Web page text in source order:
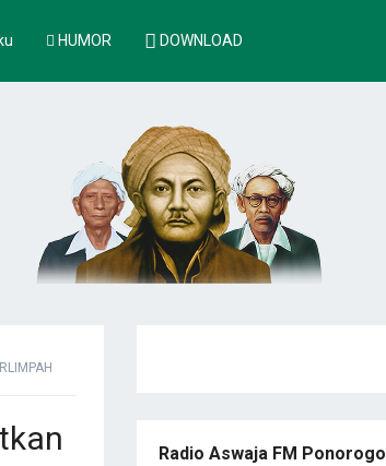
HUMOR DOWNLOAD
Radio Aswaja FM Ponorogo